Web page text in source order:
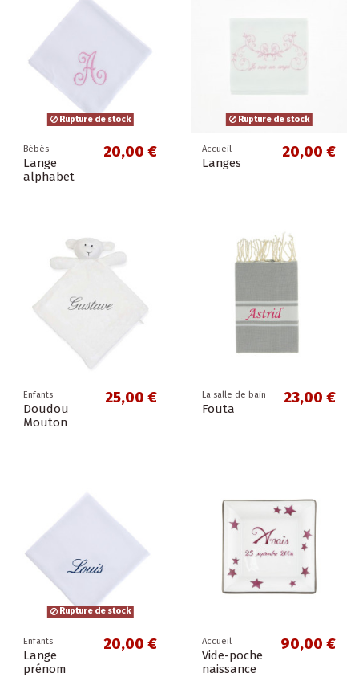
Rupture de stock
Bébés
Lange
alphabet
20,00 €
Rupture de stock
Accueil
Langes
20,00 €
Enfants
Doudou
Mouton
25,00 € La salle de bain
Fouta
23,00 €
Rupture de stock
Enfants
Lange
prénom
20,00 € Accueil
Vide-poche
naissance
90,00 €